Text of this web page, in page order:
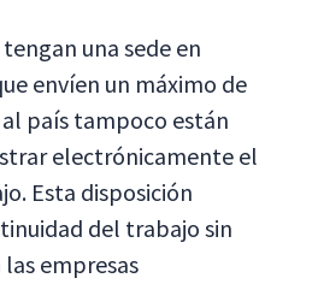
una sede en
envíen un máximo de
país tampoco están
electrónicamente el
Esta disposición
del trabajo sin
empresas